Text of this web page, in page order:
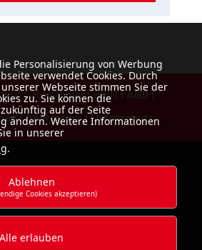
Gabelstapler GmbH |AGB |
|Impressum|Datenschutz
Personalisierung von Werbung
verwendet Cookies. Durch
Webseite stimmen Sie der
zu. Sie können die
auf der Seite
ändern. Weitere Informationen
in unserer
.
Ablehnen
Cookies akzeptieren)
Alle erlauben